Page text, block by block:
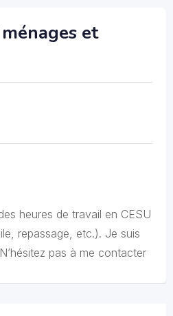
et
heures de travail en CESU
repassage, etc.). Je suis
pas à me contacter